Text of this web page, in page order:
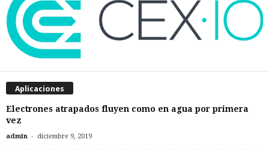
Aplicaciones
Electrones atrapados fluyen como en agua por primera
vez
admin - diciembre 9, 2019